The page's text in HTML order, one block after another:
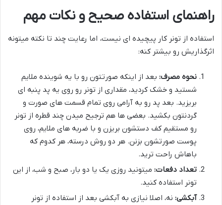
راهنمای استفاده صحیح و نکات مهم
استفاده از تونر کار پیچیده ای نیست، اما رعایت چند تا نکته میتونه
اثرگذاریش رو بیشتر کنه:
نحوه مصرف: بعد از اینکه صورتتون رو با یه شوینده ملایم
شستید و خشک کردید، مقداری از تونر رو روی یه پد پنبه ای
بریزید. بعد پد رو به آرامی روی تمام قسمت های صورت و
گردنتون بکشید. بعضی ها هم ترجیح میدن چند قطره از تونر
رو مستقیم کف دستشون بریزن و با ضربه های ملایم، روی
پوست صورتشون بزنن. هر دو روش درسته، هر کدوم که
باهاش راحت ترید.
تعداد دفعات: میتونید روزی یک یا دو بار، صبح و شب، از این
تونر استفاده کنید.
آبکشی: نه، اصلا نیازی به آبکشی بعد از استفاده از تونر